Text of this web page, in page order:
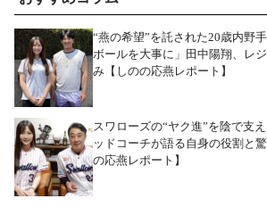
“燕の希望”を託された20歳内野
ボールを大事に」田中陽翔、レ
み【しのの応燕レポート】
スワローズの“ヤク進”を陰で支
ッドコーチが語る自身の役割と
の応燕レポート】